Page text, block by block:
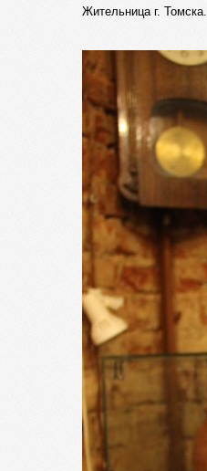
Жительница г. Томска.